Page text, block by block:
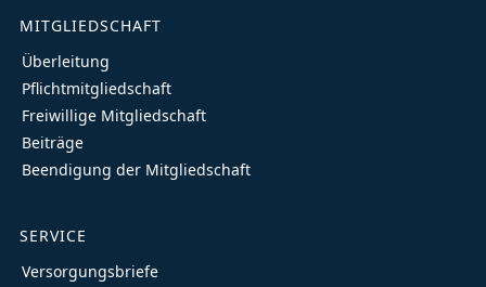
MITGLIEDSCHAFT
Überleitung
Pflichtmitgliedschaft
Freiwillige Mitgliedschaft
Beiträge
Beendigung der Mitgliedschaft
SERVICE
Versorgungsbriefe